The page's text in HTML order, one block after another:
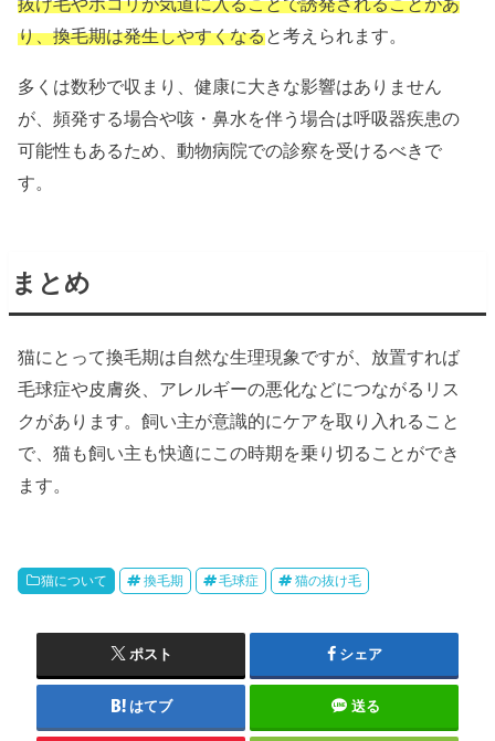
り、換毛期は発生しやすくなると考えられます。
多くは数秒で収まり、健康に大きな影響はありません
が、頻発する場合や咳・鼻水を伴う場合は呼吸器疾患の
可能性もあるため、動物病院での診察を受けるべきで
す。
まとめ
猫にとって換毛期は自然な生理現象ですが、放置すれば
毛球症や皮膚炎、アレルギーの悪化などにつながるリス
クがあります。飼い主が意識的にケアを取り入れること
で、猫も飼い主も快適にこの時期を乗り切ることができ
ます。
猫について 換毛期 毛球症 猫の抜け毛
ポスト シェア
はてブ 送る